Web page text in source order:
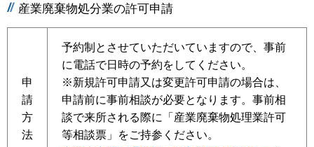
産業廃棄物処分業の許可申請
申
請
方
法
予約制とさせていただいていますので、事前
に電話で日時の予約をしてください。
※新規許可申請又は変更許可申請の場合は、
申請前に事前相談が必要となります。事前相
談で来所される際に「産業廃棄物処理業許可
等相談票」をご持参ください。